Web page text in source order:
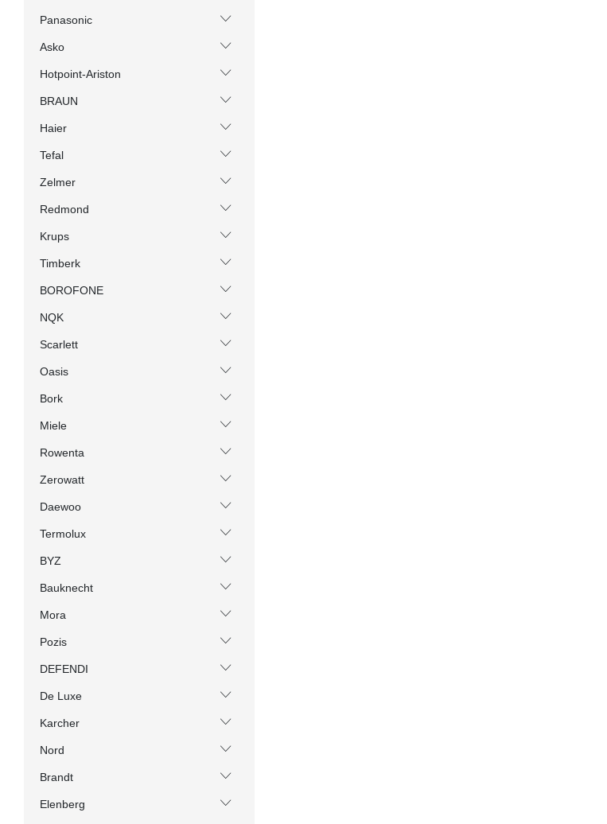
Panasonic
Asko
Hotpoint-Ariston
BRAUN
Haier
Tefal
Zelmer
Redmond
Krups
Timberk
BOROFONE
NQK
Scarlett
Oasis
Bork
Miele
Rowenta
Zerowatt
Daewoo
Termolux
BYZ
Bauknecht
Mora
Pozis
DEFENDI
De Luxe
Karcher
Nord
Brandt
Elenberg